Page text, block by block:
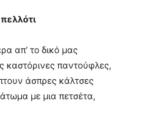
απ’ το δικό μας
καστόρινες παντούφλες,
άσπρες κάλτσες
με μια πετσέτα,